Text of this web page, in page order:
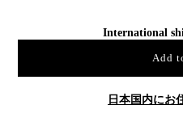
International
Add
日本国内にお